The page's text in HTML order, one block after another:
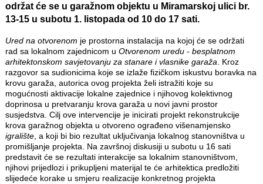
održat će se u garažnom objektu u Miramarskoj ulici br.
13-15 u subotu 1. listopada od 10 do 17 sati.
Ured na otvorenom je prostorna instalacija na kojoj će se održati
rad sa lokalnom zajednicom u Otvorenom uredu - besplatnom
arhitektonskom savjetovanju za stanare i vlasnike garaža . Kroz
razgovor sa sudionicima koje se izlaže fizičkom iskustvu boravka na
krovu garaža, autorica ovog projekta želi istražiti koje su
mogućnosti aktivacije lokalne zajednice i njihovog kolektivnog
doprinosa u pretvaranju krova garaža u novi javni prostor
susjedstva. Cilj ove intervencije je inicirati projekt rekonstrukcije
krova garažnog objekta u otvoreno ograđeno višenamjensko
igralište, a koji bi bio rezultat uključivanja lokalnog stanovništva u
promišljanje projekta. Na završnoj diskusiji u subotu u 16 sati
predstavit će se rezultati interakcije sa lokalnim stanovništvom,
njihovi prijedlozi i prikupljeni materijal te će arhitektica predložiti
slijedeće korake u smjeru realizacije konkretnog projekta